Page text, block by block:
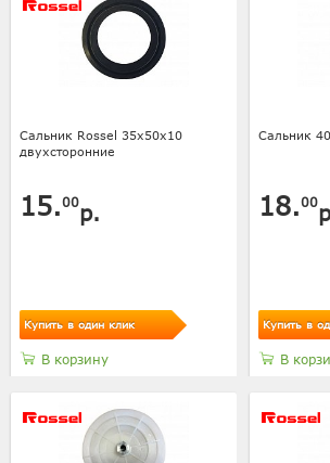
Сальник Rossel 35х50х10
двухсторонние
15.00р.
Купить в один клик
В корзину
18.00
Купить в
В